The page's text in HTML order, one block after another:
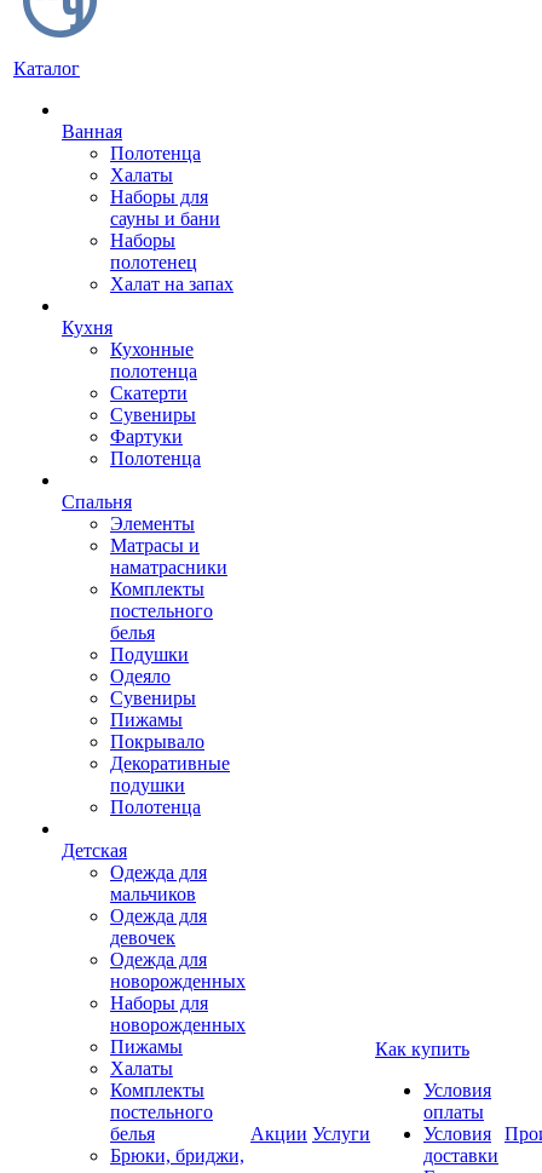
Каталог
Ванная
Полотенца
Халаты
Наборы для
сауны и бани
Наборы
полотенец
Халат на запах
Кухня
Кухонные
полотенца
Скатерти
Сувениры
Фартуки
Полотенца
Спальня
Элементы
Матрасы и
наматрасники
Комплекты
постельного
белья
Подушки
Одеяло
Сувениры
Пижамы
Покрывало
Декоративные
подушки
Полотенца
Детская
Одежда для
мальчиков
Одежда для
девочек
Одежда для
новорожденных
Наборы для
новорожденных
Пижамы
Халаты
Комплекты
постельного
белья
Брюки, бриджи,
Акции Услуги
Как купить
Условия
оплаты
Условия
доставки